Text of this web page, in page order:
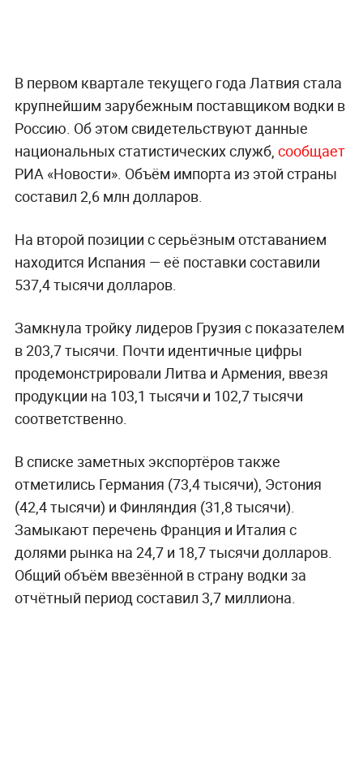
В первом квартале текущего года Латвия стала
крупнейшим зарубежным поставщиком водки в
Россию. Об этом свидетельствуют данные
национальных статистических служб, сообщает
РИА «Новости». Объём импорта из этой страны
составил 2,6 млн долларов.
На второй позиции с серьёзным отставанием
находится Испания — её поставки составили
537,4 тысячи долларов.
Замкнула тройку лидеров Грузия с показателем
в 203,7 тысячи. Почти идентичные цифры
продемонстрировали Литва и Армения, ввезя
продукции на 103,1 тысячи и 102,7 тысячи
соответственно.
В списке заметных экспортёров также
отметились Германия (73,4 тысячи), Эстония
(42,4 тысячи) и Финляндия (31,8 тысячи).
Замыкают перечень Франция и Италия с
долями рынка на 24,7 и 18,7 тысячи долларов.
Общий объём ввезённой в страну водки за
отчётный период составил 3,7 миллиона.